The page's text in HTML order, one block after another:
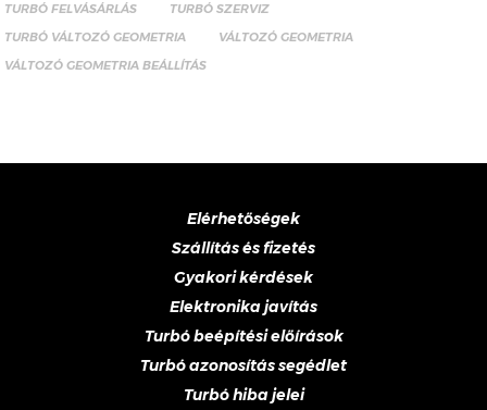
TURBÓ FELVÁSÁRLÁS
TURBÓ SZERVIZ
TURBÓ VÁLTOZÓ GEOMETRIA
VÁLTOZÓ GEOMETRIA
VÁLTOZÓ GEOMETRIA BEÁLLÍTÁS
Elérhetőségek
Szállítás és fizetés
Gyakori kérdések
Elektronika javítás
Turbó beépítési előírások
Turbó azonosítás segédlet
Turbó hiba jelei